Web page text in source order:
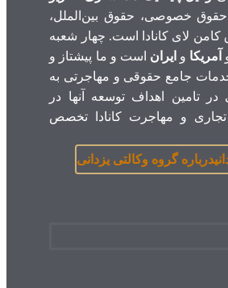
خصوصی، حقوق بین‌الملل،
کامن لای کانادا است. چهار شعبه
آمریکا و ایران است و ما پیشتاز و
جامع حقوقی و مهاجرتی به
تامین اهداف توسعه آنها در
تجاری و مهاجرت کانادا تخصص
درباره گروه وکالتی یزدانی